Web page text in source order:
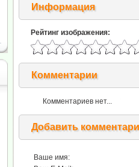
Информация
Рейтинг изображения:
Комментарии
Комментариев нет...
Добавить
Ваше имя: